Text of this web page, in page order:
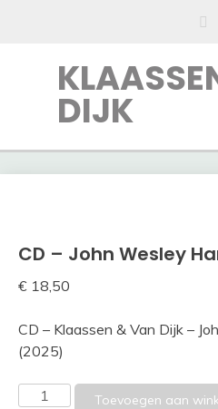
DIJK
CD – John Wesley
€ 18,50
CD – Klaassen & Van Dijk –
(2025)
Toevoegen aan